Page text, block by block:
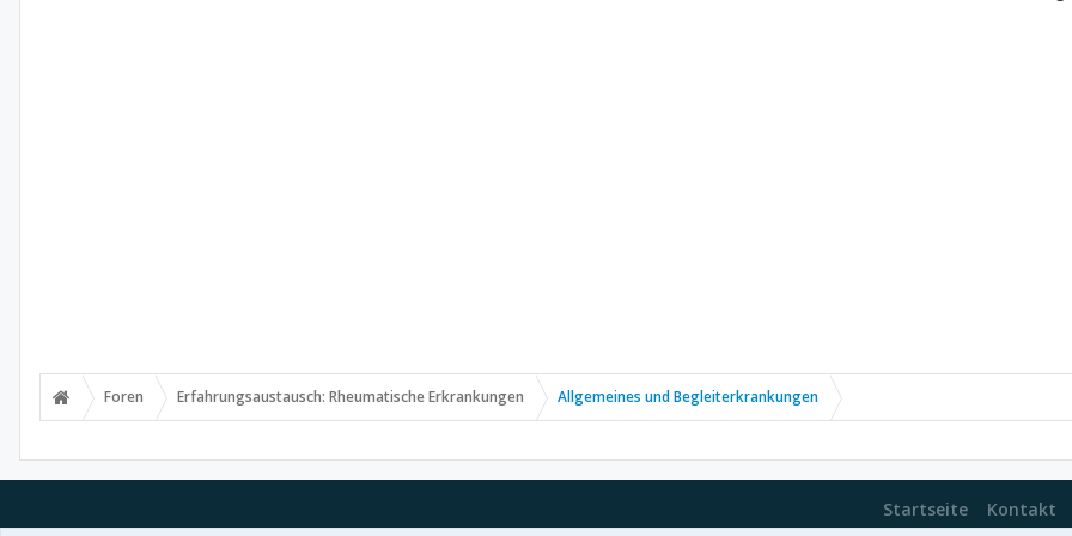
Foren Erfahrungsaustausch: Rheumatische Erkrankungen Allgemeines und Begleiterkrankungen
Startseite Kontakt